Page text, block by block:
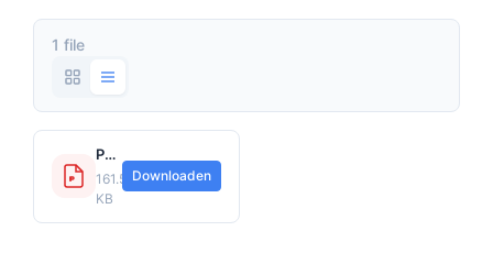
1 file
Persoonlijke Ongevallen Opzittenden ZOO 16-01.pdf
161.55
KB
Downloaden